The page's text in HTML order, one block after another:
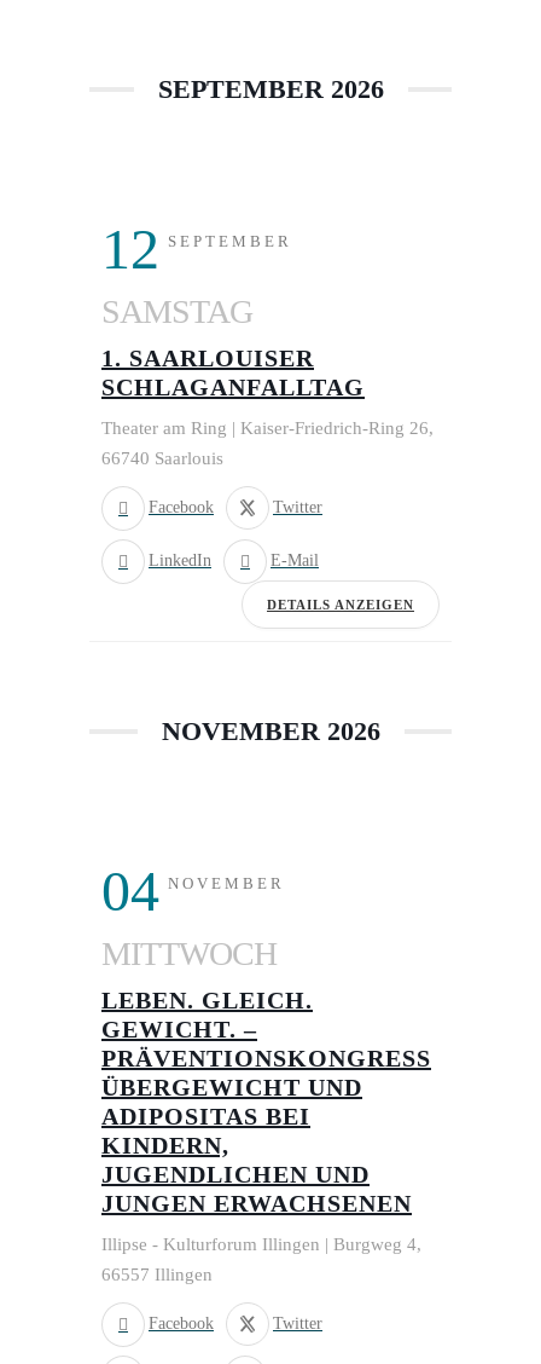
SEPTEMBER 2026
12 SEPTEMBER
SAMSTAG
1. SAARLOUISER
SCHLAGANFALLTAG
Theater am Ring | Kaiser-Friedrich-Ring 26,
66740 Saarlouis
Facebook Twitter
LinkedIn E-Mail
DETAILS ANZEIGEN
NOVEMBER 2026
04 NOVEMBER
MITTWOCH
LEBEN. GLEICH.
GEWICHT. –
PRÄVENTIONSKONGRESS
ÜBERGEWICHT UND
ADIPOSITAS BEI
KINDERN,
JUGENDLICHEN UND
JUNGEN ERWACHSENEN
Illipse - Kulturforum Illingen | Burgweg 4,
66557 Illingen
Facebook Twitter